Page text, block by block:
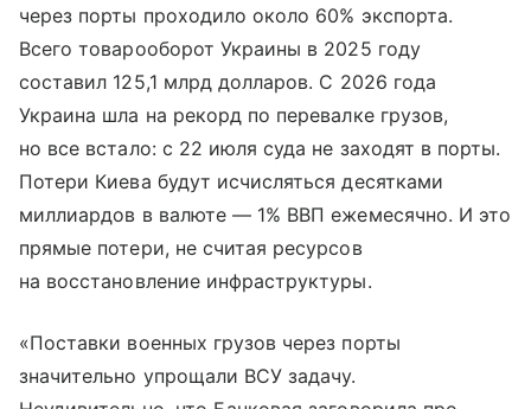
через порты проходило около 60% экспорта.
Всего товарооборот Украины в 2025 году
составил 125,1 млрд долларов. С 2026 года
Украина шла на рекорд по перевалке грузов,
но все встало: с 22 июля суда не заходят в порты.
Потери Киева будут исчисляться десятками
миллиардов в валюте — 1% ВВП ежемесячно. И это
прямые потери, не считая ресурсов
на восстановление инфраструктуры.
«Поставки военных грузов через порты
значительно упрощали ВСУ задачу.